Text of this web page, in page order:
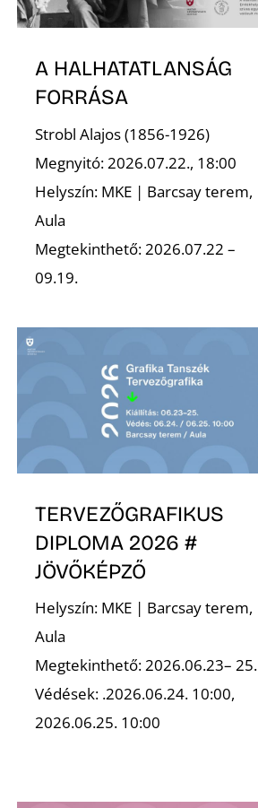
A HALHATATLANSÁG
FORRÁSA
Strobl Alajos (1856-1926)
Megnyitó: 2026.07.22., 18:00
Helyszín: MKE | Barcsay terem,
Aula
Megtekinthető: 2026.07.22 –
09.19.
TERVEZŐGRAFIKUS
DIPLOMA 2026 #
JÖVŐKÉPZŐ
Helyszín: MKE | Barcsay terem,
Aula
Megtekinthető: 2026.06.23– 25.
Védések: .2026.06.24. 10:00,
2026.06.25. 10:00